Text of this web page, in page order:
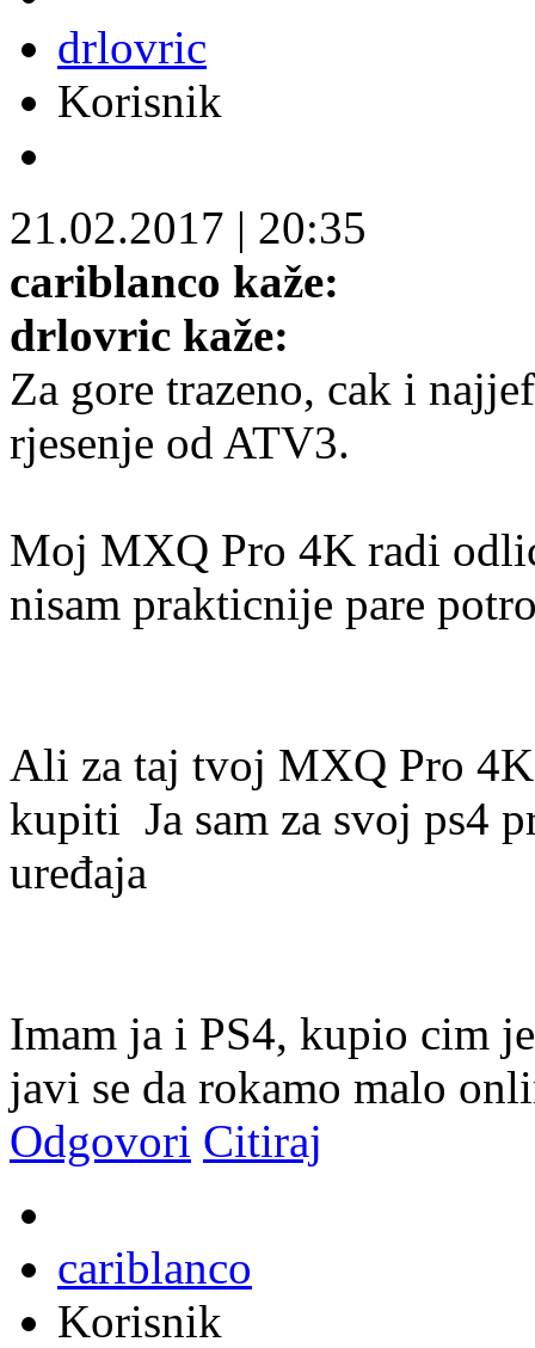
drlovric
Korisnik
21.02.2017 | 20:35
cariblanco kaže:
drlovric kaže:
Za gore trazeno, cak i
rjesenje od ATV3.
Moj MXQ Pro 4K radi
nisam prakticnije pare
Ali za taj tvoj MXQ Pro
kupiti Ja sam za svoj ps4
uređaja
Imam ja i PS4, kupio cim
javi se da rokamo malo
Odgovori Citiraj
cariblanco
Korisnik